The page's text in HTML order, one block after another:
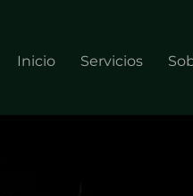
Inicio Servicios